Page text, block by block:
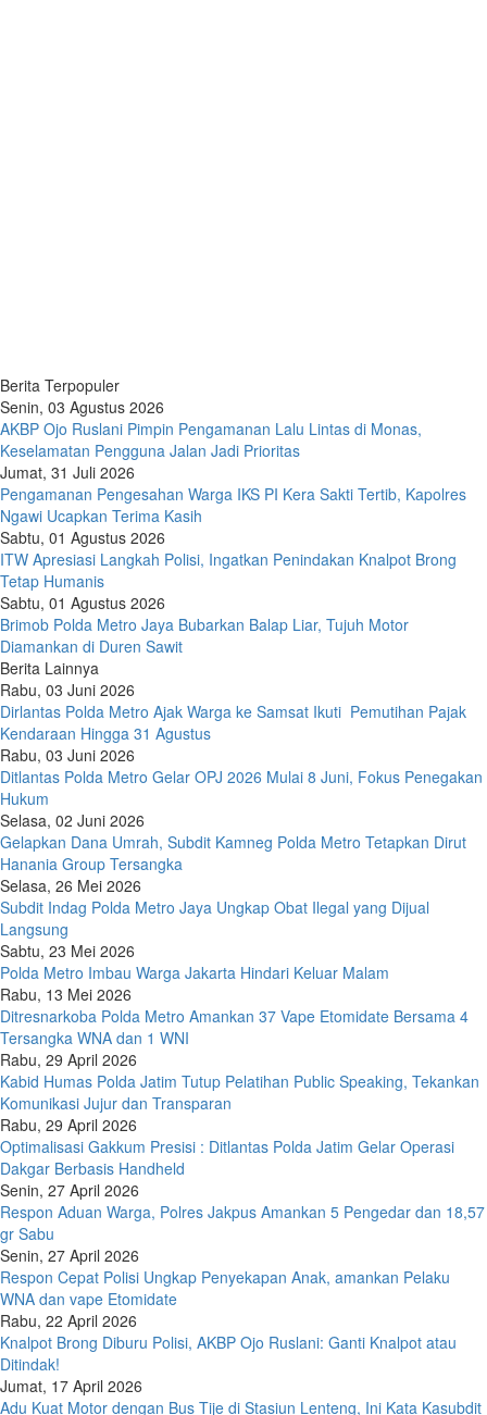
Berita Terpopuler
Senin, 03 Agustus 2026
AKBP Ojo Ruslani Pimpin Pengamanan Lalu Lintas di Monas,
Keselamatan Pengguna Jalan Jadi Prioritas
Jumat, 31 Juli 2026
Pengamanan Pengesahan Warga IKS PI Kera Sakti Tertib, Kapolres
Ngawi Ucapkan Terima Kasih
Sabtu, 01 Agustus 2026
ITW Apresiasi Langkah Polisi, Ingatkan Penindakan Knalpot Brong
Tetap Humanis
Sabtu, 01 Agustus 2026
Brimob Polda Metro Jaya Bubarkan Balap Liar, Tujuh Motor
Diamankan di Duren Sawit
Berita Lainnya
Rabu, 03 Juni 2026
Dirlantas Polda Metro Ajak Warga ke Samsat Ikuti Pemutihan Pajak
Kendaraan Hingga 31 Agustus
Rabu, 03 Juni 2026
Ditlantas Polda Metro Gelar OPJ 2026 Mulai 8 Juni, Fokus Penegakan
Hukum
Selasa, 02 Juni 2026
Gelapkan Dana Umrah, Subdit Kamneg Polda Metro Tetapkan Dirut
Hanania Group Tersangka
Selasa, 26 Mei 2026
Subdit Indag Polda Metro Jaya Ungkap Obat Ilegal yang Dijual
Langsung
Sabtu, 23 Mei 2026
Polda Metro Imbau Warga Jakarta Hindari Keluar Malam
Rabu, 13 Mei 2026
Ditresnarkoba Polda Metro Amankan 37 Vape Etomidate Bersama 4
Tersangka WNA dan 1 WNI
Rabu, 29 April 2026
Kabid Humas Polda Jatim Tutup Pelatihan Public Speaking, Tekankan
Komunikasi Jujur dan Transparan
Rabu, 29 April 2026
Optimalisasi Gakkum Presisi : Ditlantas Polda Jatim Gelar Operasi
Dakgar Berbasis Handheld
Senin, 27 April 2026
Respon Aduan Warga, Polres Jakpus Amankan 5 Pengedar dan 18,57
gr Sabu
Senin, 27 April 2026
Respon Cepat Polisi Ungkap Penyekapan Anak, amankan Pelaku
WNA dan vape Etomidate
Rabu, 22 April 2026
Knalpot Brong Diburu Polisi, AKBP Ojo Ruslani: Ganti Knalpot atau
Ditindak!
Jumat, 17 April 2026
Adu Kuat Motor dengan Bus Tije di Stasiun Lenteng, Ini Kata Kasubdit